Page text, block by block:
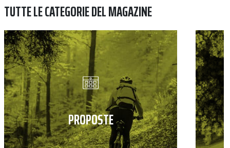
TUTTE LE CATEGORIE DEL MAGAZINE
PROPOSTE